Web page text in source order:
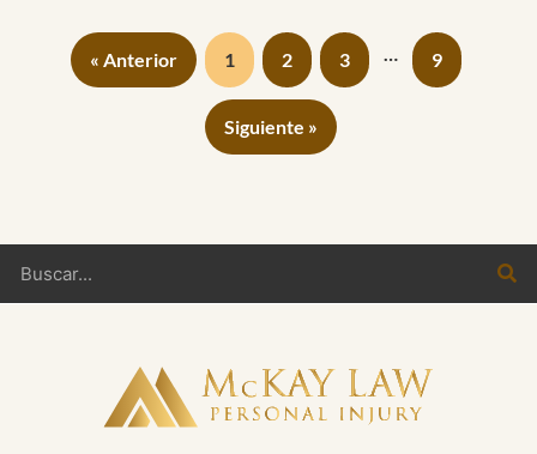
« Anterior 1 2 3 9
Siguiente »
Buscar